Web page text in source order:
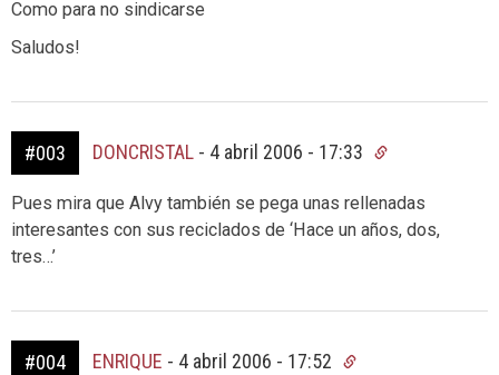
Como para no sindicarse
Saludos!
#003 DONCRISTAL - 4 abril 2006 - 17:33
Pues mira que Alvy también se pega unas rellenadas
interesantes con sus reciclados de ‘Hace un años, dos,
tres…’
#004 ENRIQUE - 4 abril 2006 - 17:52